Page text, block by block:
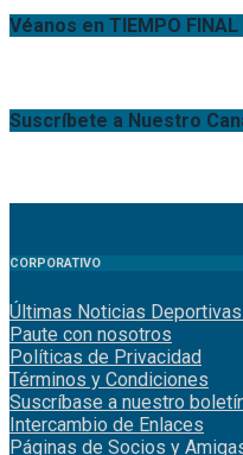
Véanos en TIEMPO FINAL
Suscríbete a Nuestro
CORPORATIVO
Últimas Noticias Deportivas
Paute con nosotros
Políticas de Privacidad
Términos y Condiciones
Suscríbase a nuestro
Intercambio de Enlaces
Páginas de Socios y